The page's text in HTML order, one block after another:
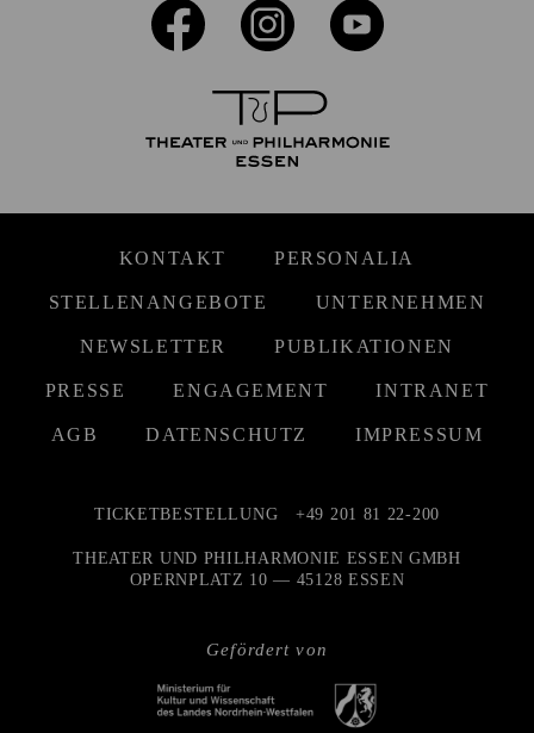
KONTAKT PERSONALIA
STELLENANGEBOTE UNTERNEHMEN
NEWSLETTER PUBLIKATIONEN
PRESSE ENGAGEMENT INTRANET
AGB DATENSCHUTZ IMPRESSUM
Gefördert von
TICKETBESTELLUNG +49 201 81 22-200
THEATER UND PHILHARMONIE ESSEN GMBH
OPERNPLATZ 10 — 45128 ESSEN